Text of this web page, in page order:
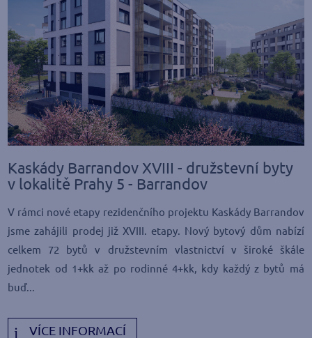
Kaskády Barrandov XVIII - družstevní byty
v lokalitě Prahy 5 - Barrandov
V rámci nové etapy rezidenčního projektu Kaskády Barrandov
jsme zahájili prodej již XVIII. etapy. Nový bytový dům nabízí
celkem 72 bytů v družstevním vlastnictví v široké škále
jednotek od 1+kk až po rodinné 4+kk, kdy každý z bytů má
buď...
VÍCE INFORMACÍ